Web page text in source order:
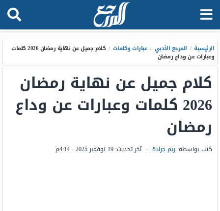
الرئيسية / المرجع الأدبي ، عبارات وكلمات /
كلام جميل عن نهاية رمضان 2026 كلمات
وعبارات عن وداع رمضان
كلام جميل عن نهاية رمضان
2026 كلمات وعبارات عن وداع
رمضان
كتب بواسطة: ريم جرادة – آخر تحديث: 19 نوفمبر 2025 - 4:14م